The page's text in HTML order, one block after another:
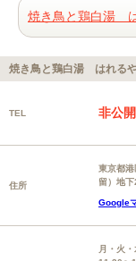
焼き鳥と鶏白湯
焼き鳥と鶏白湯 はれるや
TEL 非公開
住所
東京都
留）地
Google
月・火